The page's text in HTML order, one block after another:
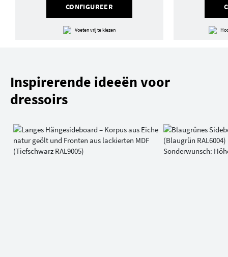
CONFIGUREER
Voeten vrij te kiezen
Inspirerende ideeën voor
dressoirs